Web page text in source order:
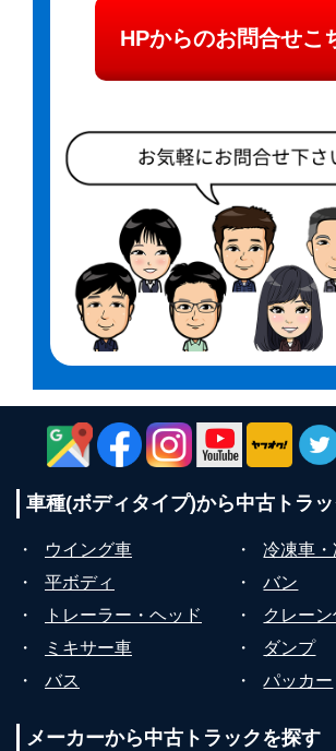
HPからのお問合せこ
車種(ボディタイプ)から中古トラ
・ ウイング車 ・
冷凍車
・
平ボディ ・
バン
・
トレーラー・ヘッド ・
クレーン
・
ミキサー車 ・
ダンプ
・
バス ・ パッカー
メーカーから中古トラックを探す